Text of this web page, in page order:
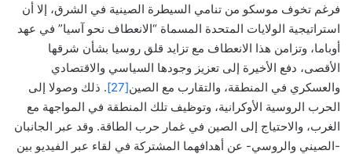
فرغم تخوف موسكو من تنامي السيطرة الصينية في الشرق، إلا أن
استراتيجية الولايات المتحدة المسماة “الانعطاف نحو آسيا” في عهد
أوباما، وتزامن هذا الانعطاف مع تزايد قلق روسيا بشأن شرقها
الأقصى، دفع الأخيرة إلى تعزيز وجودها السياسي والاقتصادي
والعسكري في المنطقة، والتقارب مع الصين[27]
. ذلك وصولا إلى
الحرب الروسية الأوكرانية، وتوظيف تلك المنطقة في المواجهة مع
الغرب، والاحتياج إلى الصين في غمار حرب الطاقة. وقد عبر الجانبان
-الصيني والروسي- عن أهدافهما المشتركة في لقاء عبر الفيديو بين